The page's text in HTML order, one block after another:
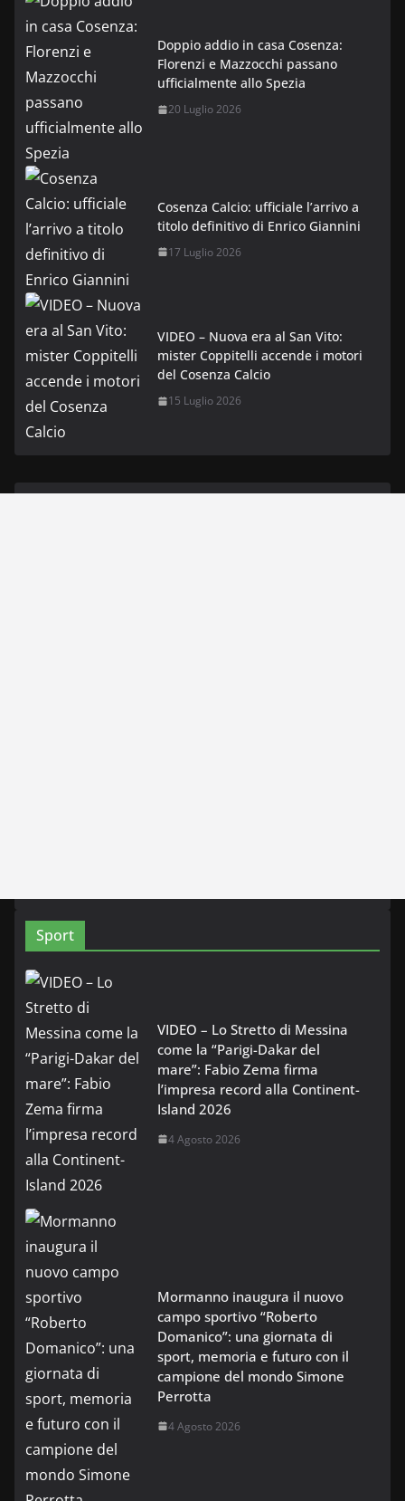
Doppio addio in casa Cosenza:
Florenzi e Mazzocchi passano
ufficialmente allo Spezia
20 Luglio 2026
Cosenza Calcio: ufficiale l’arrivo a
titolo definitivo di Enrico Giannini
17 Luglio 2026
VIDEO – Nuova era al San Vito:
mister Coppitelli accende i motori
del Cosenza Calcio
15 Luglio 2026
Sport
VIDEO – Lo Stretto di Messina
come la “Parigi-Dakar del
mare”: Fabio Zema firma
l’impresa record alla Continent-
Island 2026
4 Agosto 2026
Mormanno inaugura il nuovo
campo sportivo “Roberto
Domanico”: una giornata di
sport, memoria e futuro con il
campione del mondo Simone
Perrotta
4 Agosto 2026